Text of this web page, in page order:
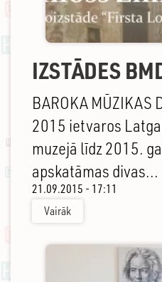
IZSTĀDES
BAROKA MŪZIKAS
2015 ietvaros
muzejā līdz 2015.
apskatāmas divas...
21.09.2015 - 17:11
Vairāk